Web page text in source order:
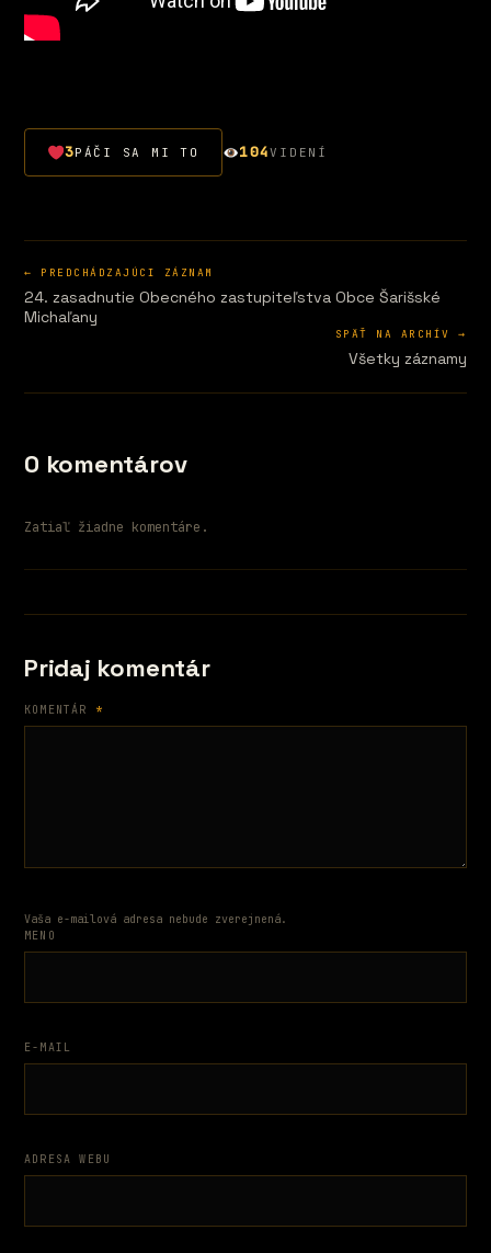
3PÁČI SA MI TO 104VIDENÍ
← PREDCHÁDZAJÚCI ZÁZNAM
24. zasadnutie Obecného zastupiteľstva Obce Šarišské
Michaľany
SPÄŤ NA ARCHÍV →
Všetky záznamy
0 komentárov
Zatiaľ žiadne komentáre.
Pridaj komentár
KOMENTÁR *
Vaša e-mailová adresa nebude zverejnená.
MENO
E-MAIL
ADRESA WEBU